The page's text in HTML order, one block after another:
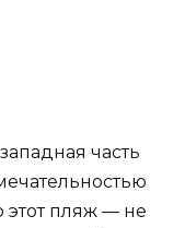
часть
этот пляж — не